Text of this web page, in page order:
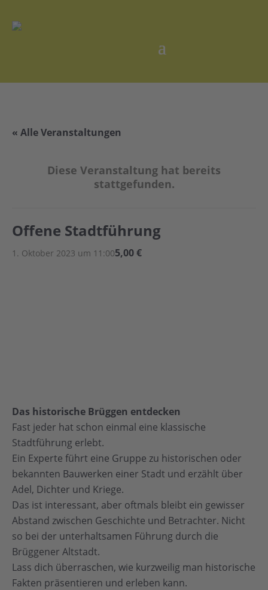
« Alle Veranstaltungen
Diese Veranstaltung hat bereits
stattgefunden.
Offene Stadtführung
1. Oktober 2023 um 11:005,00 €
Das historische Brüggen entdecken
Fast jeder hat schon einmal eine klassische
Stadtführung erlebt.
Ein Experte führt eine Gruppe zu historischen oder
bekannten Bauwerken einer Stadt und erzählt über
Adel, Dichter und Kriege.
Das ist interessant, aber oftmals bleibt ein gewisser
Abstand zwischen Geschichte und Betrachter. Nicht
so bei der unterhaltsamen Führung durch die
Brüggener Altstadt.
Lass dich überraschen, wie kurzweilig man historische
Fakten präsentieren und erleben kann.